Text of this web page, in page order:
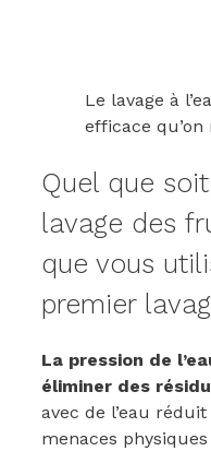
Le lavage à
efficace qu’on
Quel que
lavage des
que vous
premier
La pression de
éliminer des
avec de l’eau
menaces